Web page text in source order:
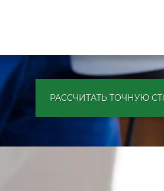
РАССЧИТАТЬ ТОЧНУЮ